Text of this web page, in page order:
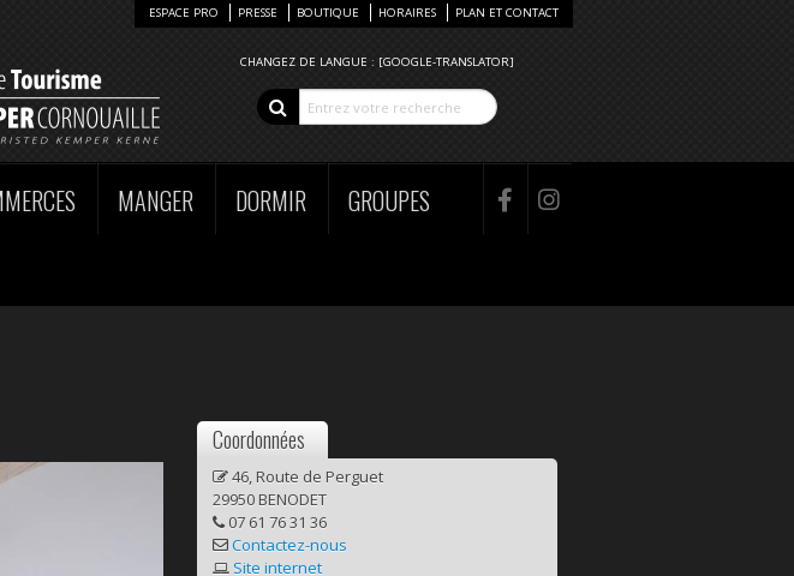
CHANGEZ DE LANGUE : [GOOGLE-TRANSLATOR]
ESPACE PRO PRESSE BOUTIQUE HORAIRES PLAN ET CONTACT
MANGER DORMIR GROUPES
Coordonnées
46, Route de Perguet
29950 BENODET
07 61 76 31 36
Contactez-nous
Site internet